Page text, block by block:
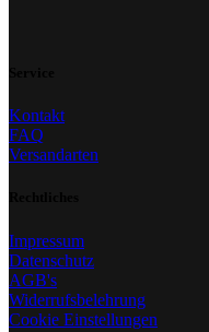
Kontakt
FAQ
Versandarten
Impressum
Datenschutz
AGB's
Widerrufsbelehrung
Cookie Einstellungen